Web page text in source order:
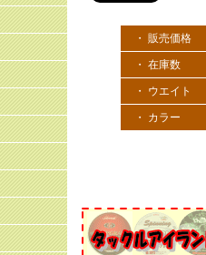
・ 販売価格
・ 在庫数
・ ウエイト
・ カラー